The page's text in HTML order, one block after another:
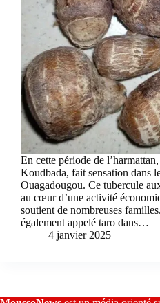
En cette période de
Koudbada, fait sensation dans
Ouagadougou. Ce tubercule
au cœur d’une activité
soutient de nombreuses
également appelé taro dans…
4 janvier 2025